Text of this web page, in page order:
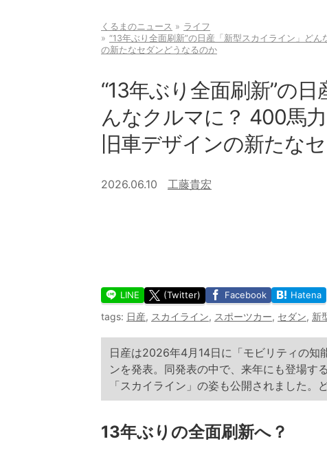
くるまのニュース
ライフ
“13年ぶり全面刷新”の日産「新型スカイライン」ど
の新たなセダンどうなるのか
“13年ぶり全面刷新”の
んなクルマに？ 400馬
旧車デザインの新たな
2026.06.10 工藤貴宏
LINE (Twitter) Facebook Hatena
tags: 日産, スカイライン, スポーツカー, セダン, 新
日産は2026年4月14日に「モビリティの知
ンを発表。同発表の中で、来年にも登場す
「スカイライン」の姿も公開されました。
13年ぶりの全面刷新へ？